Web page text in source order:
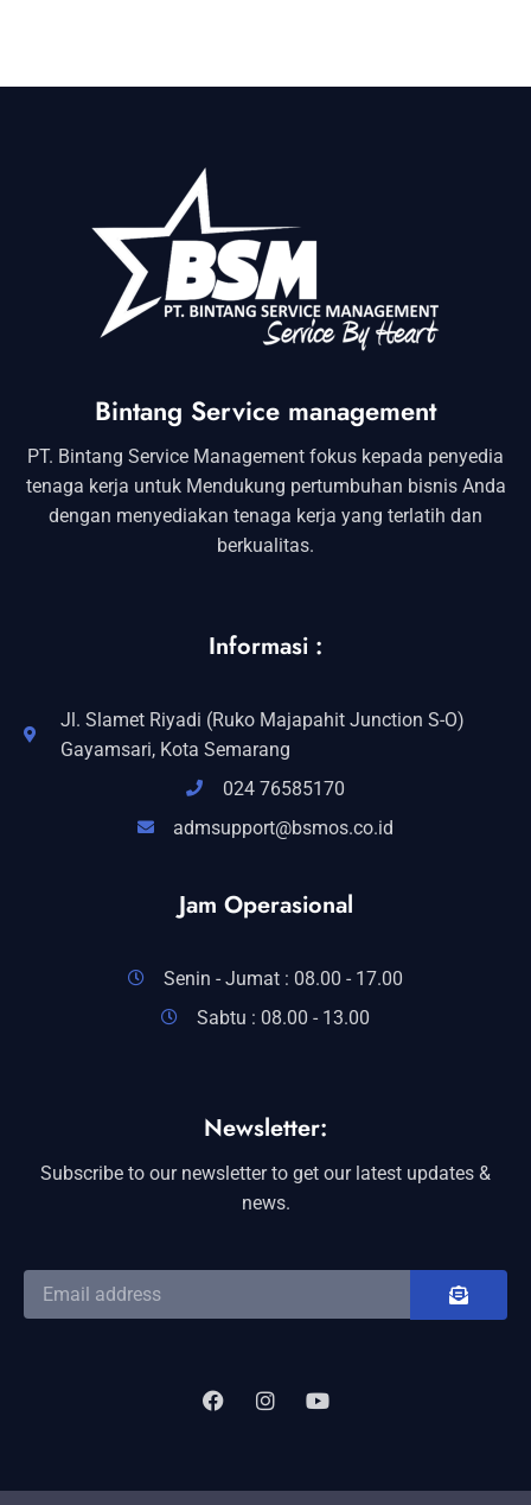
Bintang Service management
PT. Bintang Service Management fokus kepada penyedia
tenaga kerja untuk Mendukung pertumbuhan bisnis Anda
dengan menyediakan tenaga kerja yang terlatih dan
berkualitas.
Informasi :
Jl. Slamet Riyadi (Ruko Majapahit Junction S-O)
Gayamsari, Kota Semarang
024 76585170
admsupport@bsmos.co.id
Jam Operasional
Senin - Jumat : 08.00 - 17.00
Sabtu : 08.00 - 13.00
Newsletter:
Subscribe to our newsletter to get our latest updates &
news.